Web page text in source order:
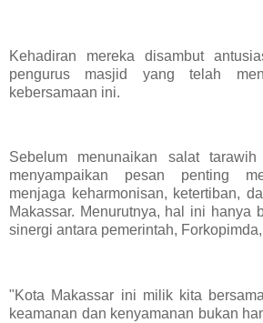
Kehadiran mereka disambut
pengurus masjid yang telah
kebersamaan ini.
Sebelum menunaikan salat tarawih
menyampaikan pesan penting
menjaga keharmonisan, ketertiban,
Makassar. Menurutnya, hal ini hanya
sinergi antara pemerintah,
"Kota Makassar ini milik kita
keamanan dan kenyamanan bukan